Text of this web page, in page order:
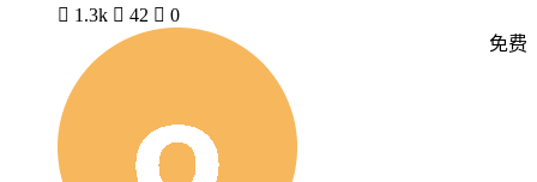
 1.3k  42  0
免费